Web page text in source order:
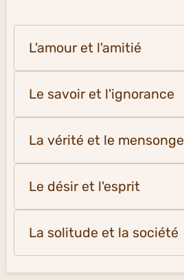
L'amour et l'amitié
Le savoir et l'ignorance
La vérité et le mensonge
Le désir et l'esprit
La solitude et la société